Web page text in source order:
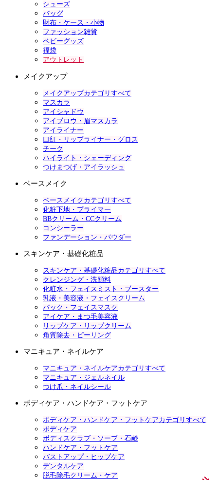
シューズ
バッグ
財布・ケース・小物
ファッション雑貨
ベビーグッズ
福袋
アウトレット
メイクアップ
メイクアップカテゴリすべて
マスカラ
アイシャドウ
アイブロウ・眉マスカラ
アイライナー
口紅・リップライナー・グロス
チーク
ハイライト・シェーディング
つけまつげ・アイラッシュ
ベースメイク
ベースメイクカテゴリすべて
化粧下地・プライマー
BBクリーム・CCクリーム
コンシーラー
ファンデーション・パウダー
スキンケア・基礎化粧品
スキンケア・基礎化粧品カテゴリすべて
クレンジング・洗顔料
化粧水・フェイスミスト・ブースター
乳液・美容液・フェイスクリーム
パック・フェイスマスク
アイケア・まつ毛美容液
リップケア・リップクリーム
角質除去・ピーリング
マニキュア・ネイルケア
マニキュア・ネイルケアカテゴリすべて
マニキュア・ジェルネイル
つけ爪・ネイルシール
ボディケア・ハンドケア・フットケア
ボディケア・ハンドケア・フットケアカテゴリすべて
ボディケア
ボディスクラブ・ソープ・石鹸
ハンドケア・フットケア
バストアップ・ヒップケア
デンタルケア
脱毛除毛クリーム・ケア